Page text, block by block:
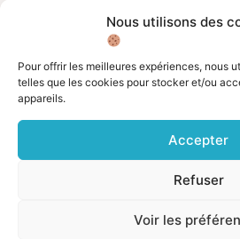
Nous utilisons des
Pour offrir les meilleures expériences, nous
telles que les cookies pour stocker et/ou
appareils.
Accepter
Refuser
Voir les
Les sénateurs
Autre liens
Toutes les ressources
Contactez-nous